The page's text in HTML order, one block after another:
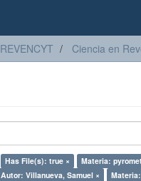
REVENCYT Ciencia en
Has File(s): true × Materia:
Autor: Villanueva, Samuel ×